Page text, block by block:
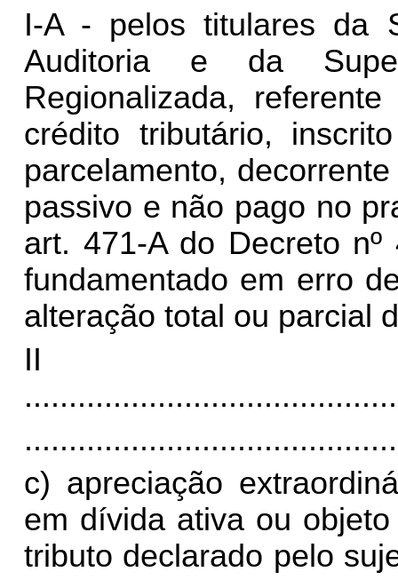
I-A - pelos titulares da
Auditoria e da
Regionalizada,
crédito tributário,
parcelamento,
passivo e não pago no
art. 471-A do Decreto
fundamentado em erro
alteração total ou parcial
c) apreciação
em dívida ativa ou
tributo declarado pelo